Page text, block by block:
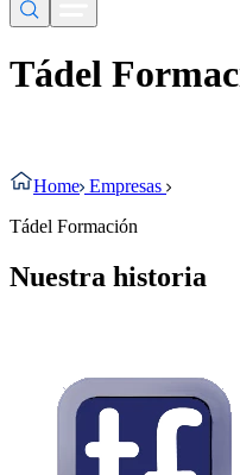
Tádel
Home Empresas
Tádel Formación
Nuestra historia